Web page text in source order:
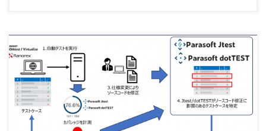
アプリケーション開発において、テスト自動化は必須の要件になってきています。こ
こで言うテスト自動化はU […]